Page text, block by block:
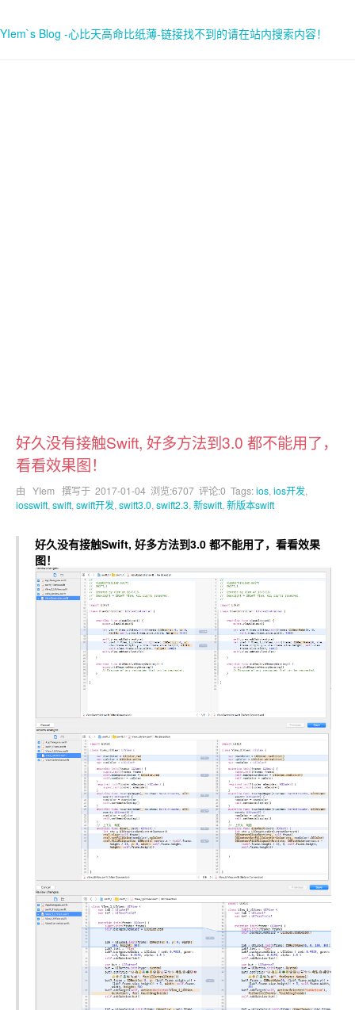
YIem`s Blog -心比天高命比纸薄-链接找不到的请在站内搜索内容！
好久没有接触Swift, 好多方法到3.0 都不能用了，
看看效果图！
由 YIem 撰写于 2017-01-04 浏览:6707 评论:0 Tags:ios, ios开发,
iosswift, swift, swift开发, swift3.0, swift2.3, 新swift, 新版本swift
好久没有接触Swift, 好多方法到3.0 都不能用了，看看效果
图！